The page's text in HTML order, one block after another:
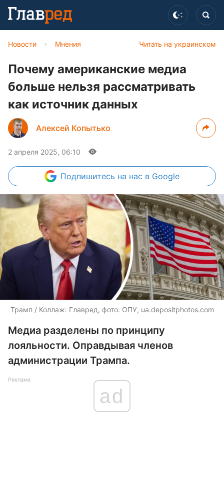
Читать на украинском
Новости › Мнения
Почему американские медиа
больше нельзя рассматривать
как источник данных
Алексей Копытько
2 апреля 2025, 06:10
Подпишитесь на нас в Google
Трамп / Коллаж: Главред, фото: ОПУ, ua.depositphotos.com
Медиа разделены по принципу
лояльности. Оправдывая членов
администрации Трампа.
Реклама
ad